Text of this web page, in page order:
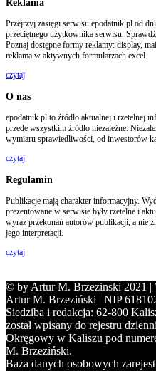
Przejrzyj zasięgi serwisu epodatnik.pl od
przeciętnego użytkownika serwisu.
Poznaj dostępne formy reklamy: display,
reklama w aktywnych formularzach excel.
czytaj
O nas
epodatnik.pl to źródło aktualnej i rzetelnej
przede wszystkim źródło niezależne.
wymiaru sprawiedliwości, od inwestorów
czytaj
Regulamin
Publikacje mają charakter informacyjny.
prezentowane w serwisie były rzetelne i
wyraz przekonań autorów publikacji, a nie
jego interpretacji.
czytaj
© by Artur M. Brzezinski 2021 |
Artur M. Brzeziński | NIP
Siedziba i redakcja: 62-800
został wpisany do rejestru
Okręgowy w Kaliszu pod
M. Brzeziński.
Baza danych osobowych